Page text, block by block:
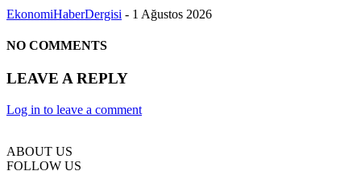
EkonomiHaberDergisi - 1 Ağustos 2026
NO COMMENTS
LEAVE A REPLY
Log in to leave a comment
ABOUT US
FOLLOW US